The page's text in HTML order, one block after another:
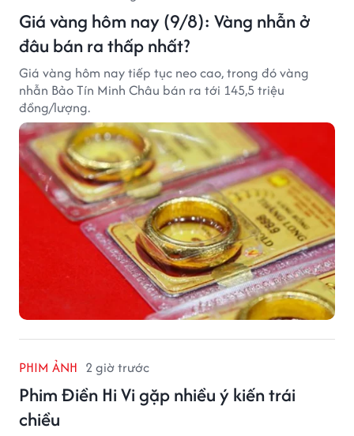
Giá vàng hôm nay (9/8): Vàng nhẫn ở
đâu bán ra thấp nhất?
Giá vàng hôm nay tiếp tục neo cao, trong đó vàng
nhẫn Bảo Tín Minh Châu bán ra tới 145,5 triệu
đồng/lượng.
PHIM ẢNH 2 giờ trước
Phim Điền Hi Vi gặp nhiều ý kiến trái
chiều